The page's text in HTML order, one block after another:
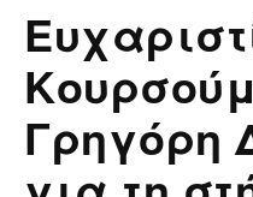
Γρηγόρη